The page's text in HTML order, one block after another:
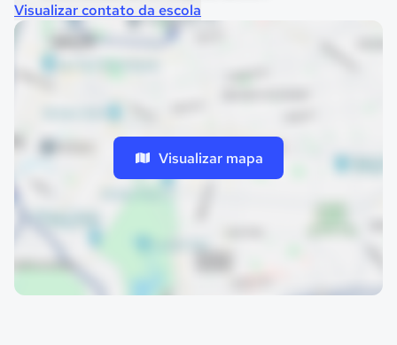
Visualizar contato da escola
Visualizar mapa